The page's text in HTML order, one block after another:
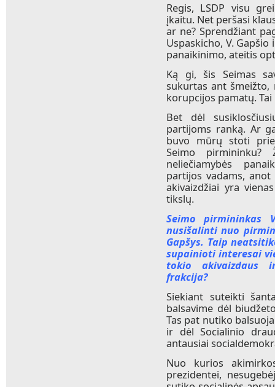
Regis, LSDP visu
įkaitu. Net peršasi
ar ne? Sprendžiant
Uspaskicho, V.
panaikinimo, ateitis
Ką gi, šis Seimas
sukurtas ant šmeižto,
korupcijos pamatų.
Bet dėl
partijoms ranką. Ar
buvo mūrų stoti
Seimo
neliečiamybės
partijos vadams, anot
akivaizdžiai yra
tikslų.
Seimo pirmininkas
nusišalinti nuo
Gapšys. Taip
supainioti interesai
tokio akivaizdaus
frakcija?
Siekiant suteikti
balsavime dėl
Tas pat nutiko
ir dėl Socialinio
antausiai
Nuo kurios
prezidentei,